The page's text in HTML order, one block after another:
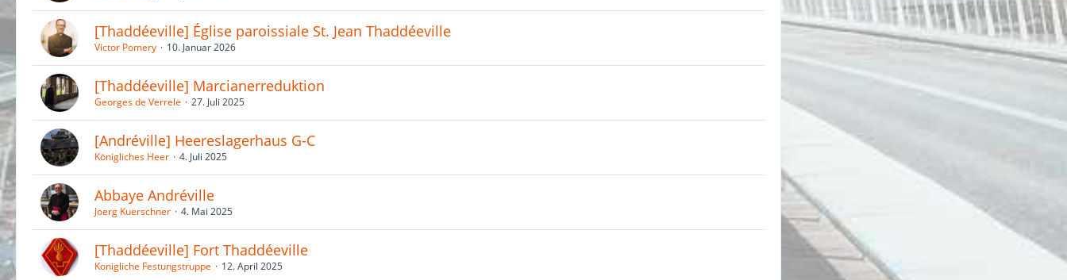
[Thaddéeville] Église paroissiale St. Jean Thaddéeville
Victor Pomery 10. Januar 2026
[Thaddéeville] Marcianerreduktion
Georges de Verrele 27. Juli 2025
[Andréville] Heereslagerhaus G-C
Königliches Heer 4. Juli 2025
Abbaye Andréville
Joerg Kuerschner 4. Mai 2025
[Thaddéeville] Fort Thaddéeville
Konigliche Festungstruppe 12. April 2025